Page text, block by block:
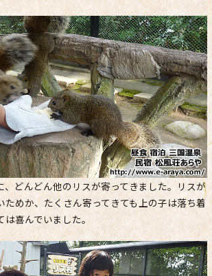
、どんどん他のリスが寄ってきました。リスが
ためか、たくさん寄ってきても上の子は落ち着
喜んでいました。